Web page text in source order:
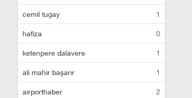
cemil tugay 1
hafiza 0
ketenpere dalavere 1
ali mahir başarır 1
airporthaber 2